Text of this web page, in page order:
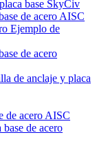
base SkyCiv
de acero AISC
Ejemplo de
de acero
de anclaje y placa
de acero AISC
de acero